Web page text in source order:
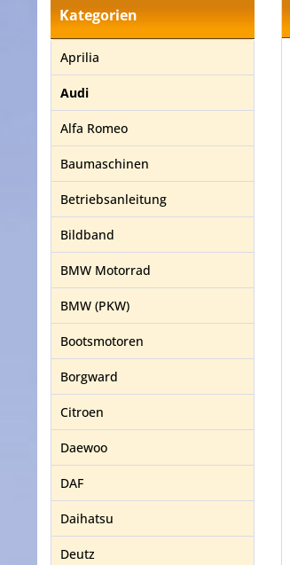
Kategorien
Aprilia
Audi
Alfa Romeo
Baumaschinen
Betriebsanleitung
Bildband
BMW Motorrad
BMW (PKW)
Bootsmotoren
Borgward
Citroen
Daewoo
DAF
Daihatsu
Deutz